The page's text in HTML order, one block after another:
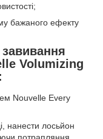
бажаного ефекту
Volumizing
Nouvelle Every
нанести лосьйон